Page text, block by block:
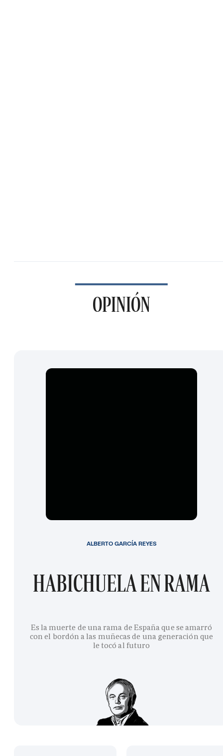
OPINIÓN
HABICHUELA EN RAMA
Es la muerte de una rama de España que se amarró
con el bordón a las muñecas de una generación que
le tocó al futuro
ALBERTO GARCÍA REYES